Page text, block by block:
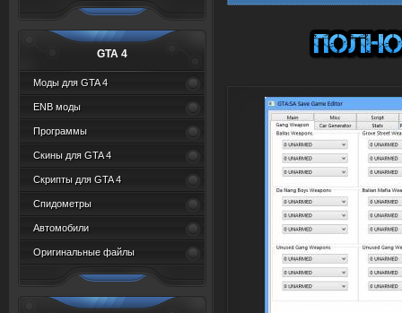
GTA 4
Моды для GTA 4
ENB моды
Программы
Скины для GTA 4
Скрипты для GTA 4
Спидометры
Автомобили
Оригинальные файлы